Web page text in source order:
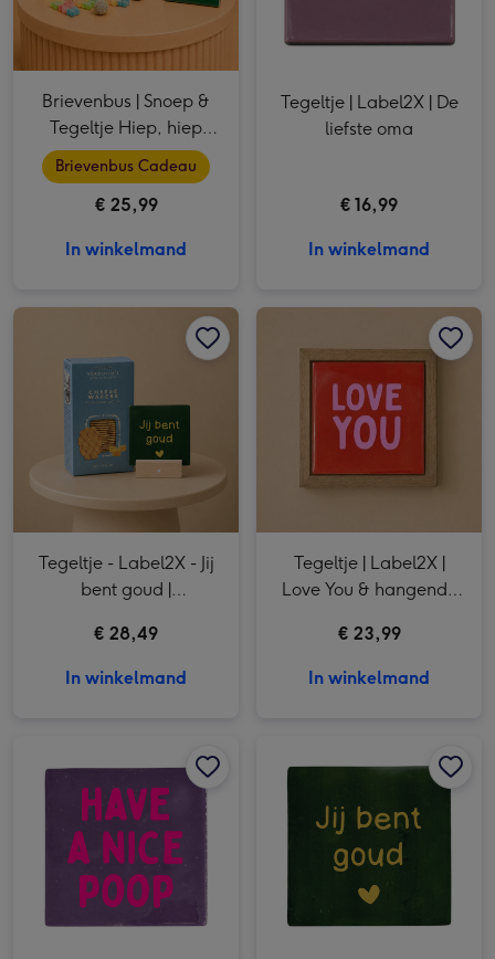
Brievenbus | Snoep &
Tegeltje Hiep, hiep
hoera!
Brievenbus Cadeau
€ 25,99
In winkelmand
Tegeltje | Label2X | De
liefste oma
€ 16,99
In winkelmand
Tegeltje - Label2X - Jij bent goud | Tegelhouder wit hartje | Kaaswafels 75g afbeelding 2
Tegeltje - Label2X - Jij
bent goud |
Kaaswafels 75g
€ 28,49
In winkelmand
Tegeltje | Label2X |
Love You & hangende
€ 23,99
In winkelmand